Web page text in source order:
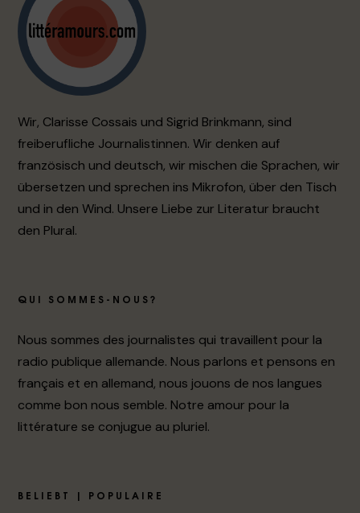
Wir, Clarisse Cossais und Sigrid Brinkmann, sind
freiberufliche Journalistinnen. Wir denken auf
französisch und deutsch, wir mischen die Sprachen, wir
übersetzen und sprechen ins Mikrofon, über den Tisch
und in den Wind. Unsere Liebe zur Literatur braucht
den Plural.
QUI SOMMES-NOUS?
Nous sommes des journalistes qui travaillent pour la
radio publique allemande. Nous parlons et pensons en
français et en allemand, nous jouons de nos langues
comme bon nous semble. Notre amour pour la
littérature se conjugue au pluriel.
BELIEBT | POPULAIRE